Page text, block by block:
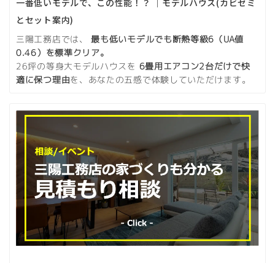
とセット案内)
三陽工務店では、最も低いモデルでも断熱等級6（UA値
0.46）を標準クリア。
26坪の等身大モデルハウスを 6畳用エアコン2台だけで快
適に保つ理由を、あなたの五感で体験していただけます。